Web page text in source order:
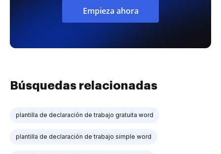
Empieza ahora
Búsquedas relacionadas
plantilla de declaración de trabajo gratuita word
plantilla de declaración de trabajo simple word